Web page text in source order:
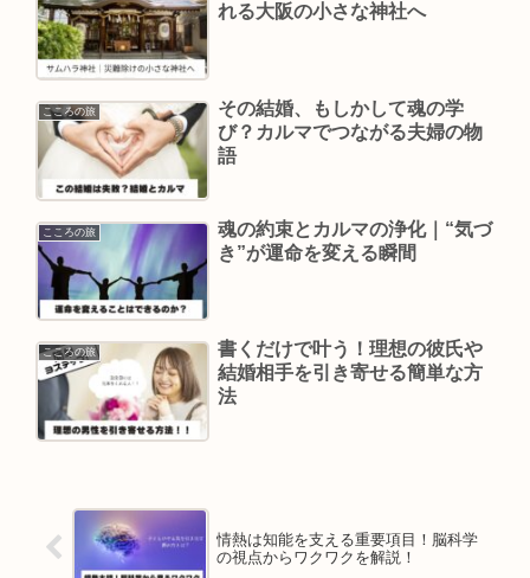
れる大阪の小さな神社へ
こころの旅
その結婚、もしかして魂の学
び？カルマでつながる夫婦の物
語
こころの旅
魂の約束とカルマの浄化｜“気づ
き”が運命を変える瞬間
こころの旅
書くだけで叶う！理想の彼氏や
結婚相手を引き寄せる簡単な方
法
情熱は知能を支える重要項目！脳科学
の視点からワクワクを解説！